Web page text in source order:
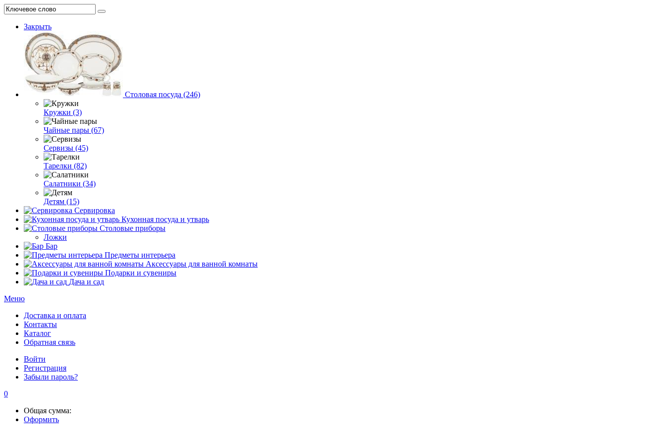
Закрыть
Столовая посуда (246)
Кружки (3)
Чайные пары (67)
Сервизы (45)
Тарелки (82)
Салатники (34)
Детям (15)
Сервировка
Кухонная посуда и утварь
Столовые приборы
Ложки
Бар
Предметы интерьера
Аксессуары для ванной комнаты
Подарки и сувениры
Дача и сад
Меню
Доставка и оплата
Контакты
Каталог
Обратная связь
Войти
Регистрация
Забыли пароль?
0
Общая сумма:
Оформить